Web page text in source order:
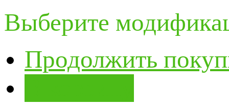
Выберите
Продолжить